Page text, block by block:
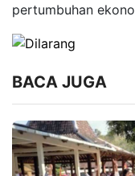
pertumbuhan
BACA JUGA